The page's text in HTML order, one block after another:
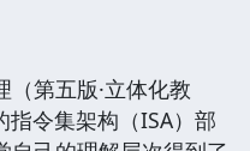
第五版·立体化教
指令集架构（ISA）部